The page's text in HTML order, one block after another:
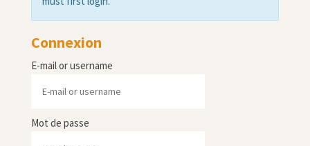
Connexion
E-mail or username
Mot de passe